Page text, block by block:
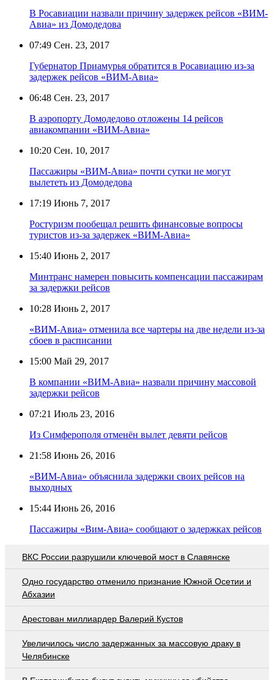
В Росавиации назвали причину задержек рейсов «ВИМ-
Авиа» из Домодедова
07:49 Сен. 23, 2017
Губернатор Приамурья обратится в Росавиацию из-за
задержек рейсов «ВИМ-Авиа»
06:48 Сен. 23, 2017
В аэропорту Домодедово отложены 14 рейсов
авиакомпании «ВИМ-Авиа»
10:20 Сен. 10, 2017
Пассажиры «ВИМ-Авиа» почти сутки не могут
вылететь из Домодедова
17:19 Июнь 7, 2017
Ростуризм пообещал решить финансовые вопросы
туристов из-за задержек «ВИМ-Авиа»
15:40 Июнь 2, 2017
Минтранс намерен повысить компенсации пассажирам
за задержки рейсов
10:28 Июнь 2, 2017
«ВИМ-Авиа» отменила все чартеры на две недели из-за
сбоев в расписании
15:00 Май 29, 2017
В компании «ВИМ-Авиа» назвали причину массовой
задержки рейсов
07:21 Июль 23, 2016
Из Симферополя отменён вылет девяти рейсов
21:58 Июнь 26, 2016
«ВИМ-Авиа» объяснила задержки своих рейсов на
выходных
15:44 Июнь 26, 2016
Пассажиры «Вим-Авиа» сообщают о задержках рейсов
ВКС России разрушили ключевой мост в Славянске
Одно государство отменило признание Южной Осетии и
Абхазии
Арестован миллиардер Валерий Кустов
Увеличилось число задержанных за массовую драку в
Челябинске